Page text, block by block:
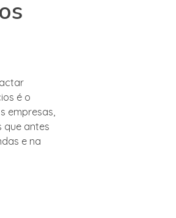
é o
empresas,
que antes
e na